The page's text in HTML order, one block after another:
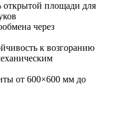
открытой площади для
через
к возгоранию
от 600×600 мм до